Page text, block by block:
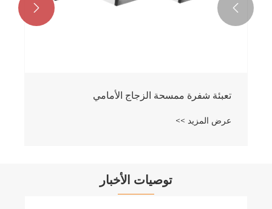
ممسحة شفرة المطاط
عرض المزيد >>


توصيات الأخبار